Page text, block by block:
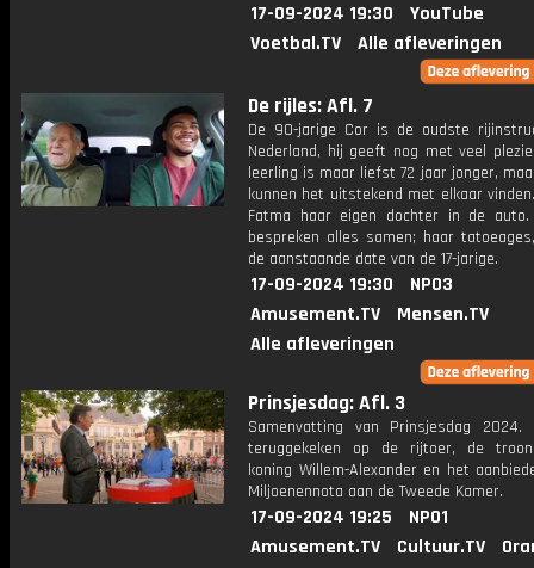
17-09-2024 19:30
YouTube
Voetbal.TV
Alle afleveringen
De rijles: Afl. 7
De 90-jarige Cor is de oudste
Nederland, hij geeft nog met veel
leerling is maar liefst 72 jaar jonger,
kunnen het uitstekend met elkaar
Fatma haar eigen dochter in de
bespreken alles samen; haar
de aanstaande date van de 17-jarige.
17-09-2024 19:30
NPO3
Amusement.TV
Mensen.TV
Alle afleveringen
Prinsjesdag: Afl. 3
Samenvatting van Prinsjesdag
teruggekeken op de rijtoer, de
koning Willem-Alexander en het
Miljoenennota aan de Tweede Kamer.
17-09-2024 19:25
NPO1
Amusement.TV
Cultuur.TV